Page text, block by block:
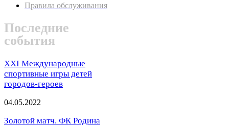
Правила обслуживания
Последние
события
XXI Международные
спортивные игры детей
городов-героев
04.05.2022
Золотой матч. ФК Родина